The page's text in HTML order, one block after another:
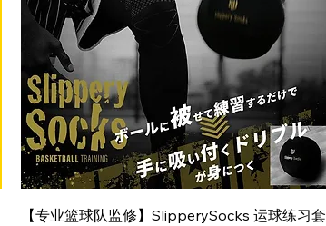
【专业篮球队监修】SlipperySocks 运球练习套